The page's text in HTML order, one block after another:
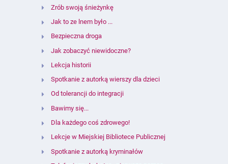
Zrób swoją śnieżynkę
Jak to ze lnem było ...
Bezpieczna droga
Jak zobaczyć niewidoczne?
Lekcja historii
Spotkanie z autorką wierszy dla dzieci
Od tolerancji do integracji
Bawimy się...
Dla każdego coś zdrowego!
Lekcje w Miejskiej Bibliotece Publicznej
Spotkanie z autorką kryminałów